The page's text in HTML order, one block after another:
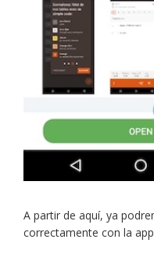
A partir de aquí, ya
correctamente con la